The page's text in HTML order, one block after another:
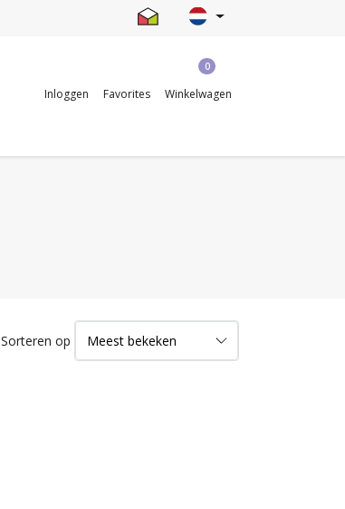
Inloggen Favorites
0
Winkelwagen
Sorteren op